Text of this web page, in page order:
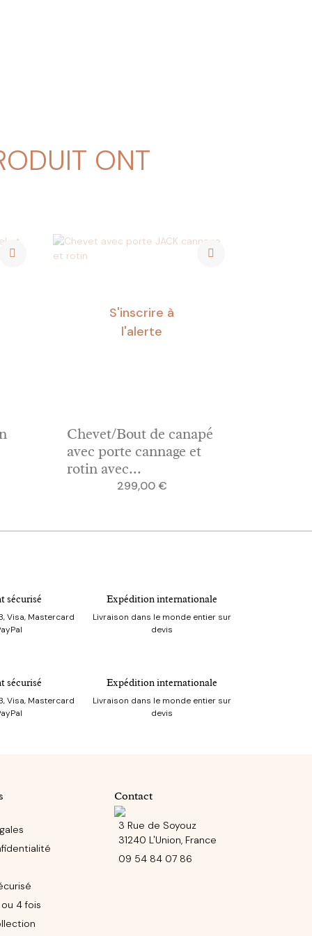
ONT
S'inscrire à
l'alerte
Chevet/Bout de canapé
avec porte cannage et
rotin avec...
Prix
299,00 €
sécurisé
Visa, Mastercard
Expédition internationale
Livraison dans le monde entier sur
devis
sécurisé
Visa, Mastercard
Expédition internationale
Livraison dans le monde entier sur
devis
4 fois
Contact
3 Rue de Soyouz
31240 L'Union, France
09 54 84 07 86